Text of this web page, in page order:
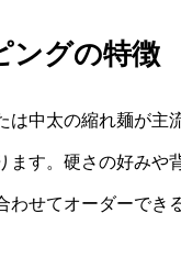
ングの特徴
は中太の縮れ麺が主
ます。硬さの好みや
せてオーダーでき